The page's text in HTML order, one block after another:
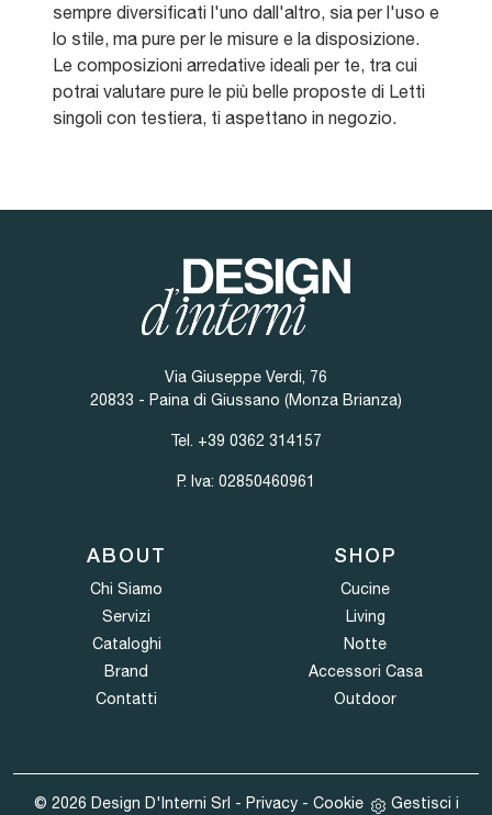
sempre diversificati l'uno dall'altro, sia per l'uso e
lo stile, ma pure per le misure e la disposizione.
Le composizioni arredative ideali per te, tra cui
potrai valutare pure le più belle proposte di Letti
singoli con testiera, ti aspettano in negozio.
Via Giuseppe Verdi, 76
20833 - Paina di Giussano (Monza Brianza)
Tel. +39 0362 314157
P. Iva: 02850460961
ABOUT
Chi Siamo
Servizi
Cataloghi
Brand
Contatti
SHOP
Cucine
Living
Notte
Accessori Casa
Outdoor
© 2026 Design D'Interni Srl - Privacy- Cookie Gestisci i